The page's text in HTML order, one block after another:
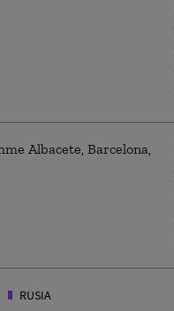
RUSIA